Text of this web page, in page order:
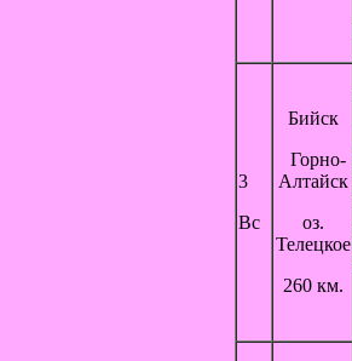
3
Вс
Бийск
Горно-
Алтайск
оз.
Телецкое
260 км.